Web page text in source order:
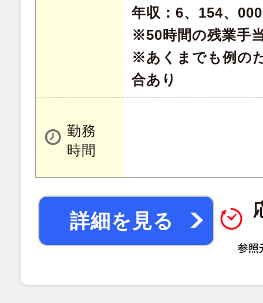
年収：6、154、
※50時間の残業手
※あくまでも例の
合あり
勤務
時間
詳細を見る